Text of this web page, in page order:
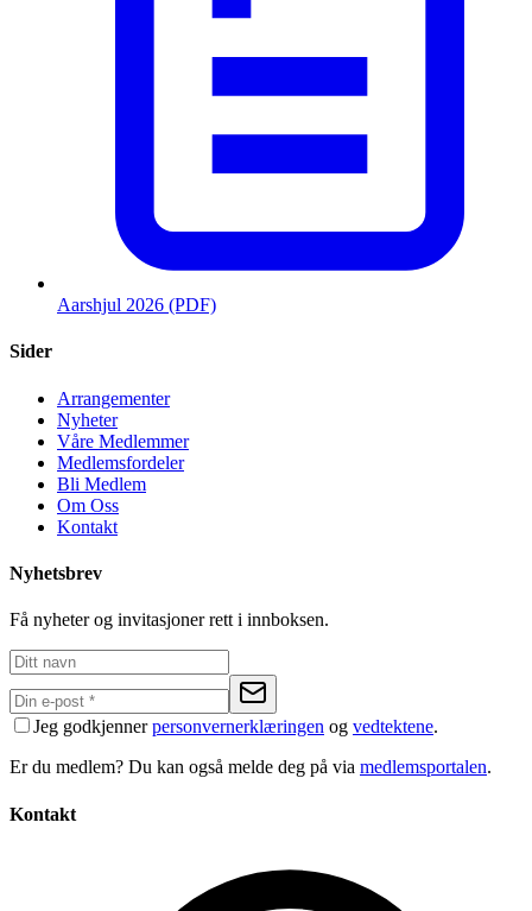
Aarshjul 2026 (PDF)
Sider
Arrangementer
Nyheter
Våre Medlemmer
Medlemsfordeler
Bli Medlem
Om Oss
Kontakt
Nyhetsbrev
Få nyheter og invitasjoner rett i innboksen.
Jeg godkjenner personvernerklæringen og vedtektene.
Er du medlem? Du kan også melde deg på via medlemsportalen.
Kontakt